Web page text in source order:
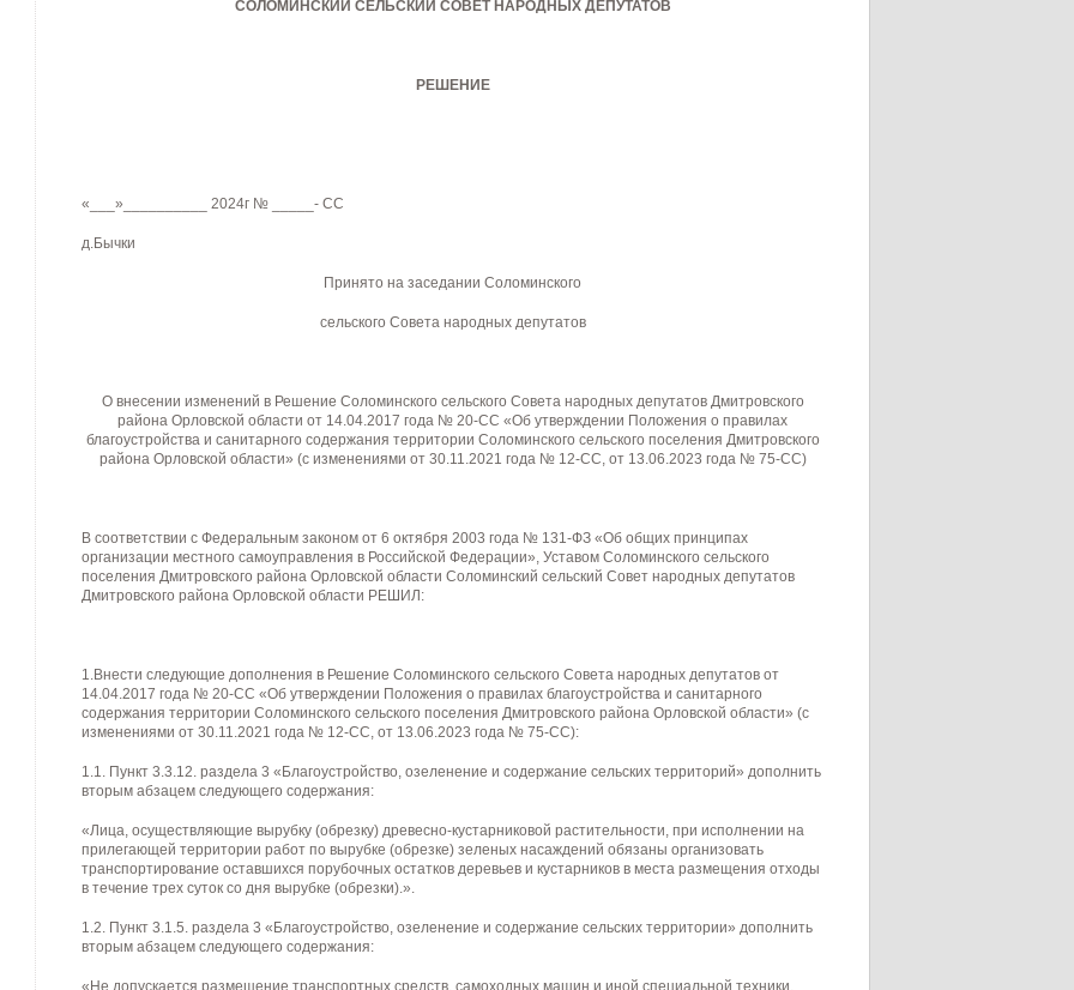
СОЛОМИНСКИЙ СЕЛЬСКИЙ СОВЕТ НАРОДНЫХ ДЕПУТАТОВ
РЕШЕНИЕ
«___»__________ 2024г № _____- СС
д.Бычки
Принято на заседании Соломинского
сельского Совета народных депутатов
О внесении изменений в Решение Соломинского сельского Совета народных депутатов Дмитровского
района Орловской области от 14.04.2017 года № 20-СС «Об утверждении Положения о правилах
благоустройства и санитарного содержания территории Соломинского сельского поселения Дмитровского
района Орловской области» (с изменениями от 30.11.2021 года № 12-СС, от 13.06.2023 года № 75-СС)
В соответствии с Федеральным законом от 6 октября 2003 года № 131-ФЗ «Об общих принципах
организации местного самоуправления в Российской Федерации», Уставом Соломинского сельского
поселения Дмитровского района Орловской области Соломинский сельский Совет народных депутатов
Дмитровского района Орловской области РЕШИЛ:
1.Внести следующие дополнения в Решение Соломинского сельского Совета народных депутатов от
14.04.2017 года № 20-СС «Об утверждении Положения о правилах благоустройства и санитарного
содержания территории Соломинского сельского поселения Дмитровского района Орловской области» (с
изменениями от 30.11.2021 года № 12-СС, от 13.06.2023 года № 75-СС):
1.1. Пункт 3.3.12. раздела 3 «Благоустройство, озеленение и содержание сельских территорий» дополнить
вторым абзацем следующего содержания:
«Лица, осуществляющие вырубку (обрезку) древесно-кустарниковой растительности, при исполнении на
прилегающей территории работ по вырубке (обрезке) зеленых насаждений обязаны организовать
транспортирование оставшихся порубочных остатков деревьев и кустарников в места размещения отходы
в течение трех суток со дня вырубке (обрезки).».
1.2. Пункт 3.1.5. раздела 3 «Благоустройство, озеленение и содержание сельских территории» дополнить
вторым абзацем следующего содержания:
«Не допускается размещение транспортных средств, самоходных машин и иной специальной техники,